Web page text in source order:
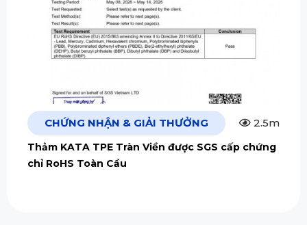
CHỨNG NHẬN & GIẢI THƯỞNG 2.5m
Thảm KATA TPE Tràn Viền được SGS cấp chứng
chỉ RoHS Toàn Cầu